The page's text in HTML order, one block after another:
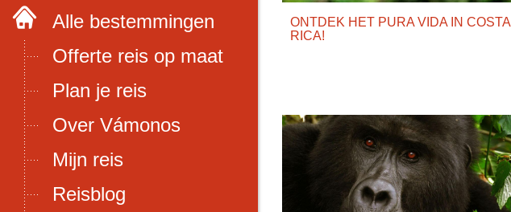
Alle bestemmingen
Offerte reis op maat
Plan je reis
Over Vámonos
Mijn reis
Reisblog
ONTDEK HET PURA VIDA IN COSTA
RICA!